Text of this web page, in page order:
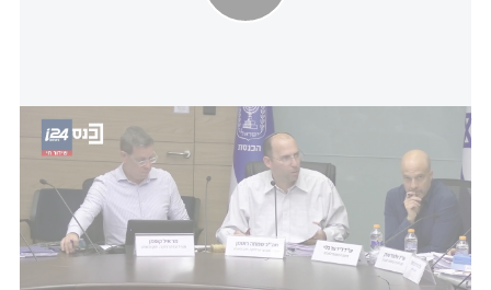
לקראת פיזור הכנסת: הדיון הסוער על פיצול תפקיד היועמ"ש
ובתוך כל זה, גל פרישות ממשיך לטלטל את הכנסת:
אחרי חבר הכנסת יעקב מרגי מש"ס, הודיעה גם חברת
הכנסתגלית דיסטל אטבריאן מהליכוד על פרישה
מהחיים הפוליטיים.